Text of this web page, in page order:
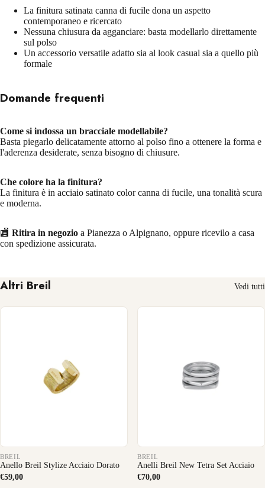
La finitura satinata canna di fucile dona un aspetto
contemporaneo e ricercato
Nessuna chiusura da agganciare: basta modellarlo direttamente
sul polso
Un accessorio versatile adatto sia al look casual sia a quello più
formale
Domande frequenti
Come si indossa un bracciale modellabile?
Basta piegarlo delicatamente attorno al polso fino a ottenere la forma e
l'aderenza desiderate, senza bisogno di chiusure.
Che colore ha la finitura?
La finitura è in acciaio satinato color canna di fucile, una tonalità scura
e moderna.
🏬 Ritira in negozio a Pianezza o Alpignano, oppure ricevilo a casa
con spedizione assicurata.
Altri Breil Vedi tutti
BREIL
Anello Breil Stylize Acciaio Dorato
€59,00
BREIL
Anelli Breil New Tetra Set Acciaio
€70,00